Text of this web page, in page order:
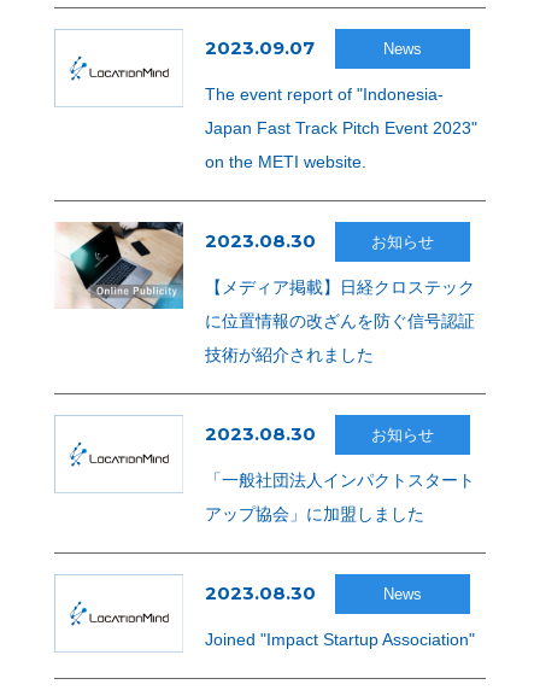
2023.09.07 News
The event report of "Indonesia-
Japan Fast Track Pitch Event 2023"
on the METI website.
2023.08.30 お知らせ
【メディア掲載】日経クロステック
に位置情報の改ざんを防ぐ信号認証
技術が紹介されました
2023.08.30 お知らせ
「一般社団法人インパクトスタート
アップ協会」に加盟しました
2023.08.30 News
Joined "Impact Startup Association"